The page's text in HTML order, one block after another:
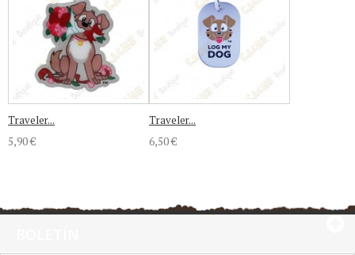
Traveler...
5,90 €
Traveler...
6,50 €